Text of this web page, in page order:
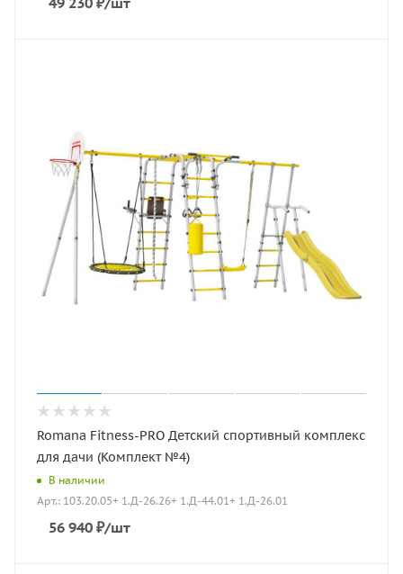
Romana Fitness-PRO Детский спортивный комплекс
для дачи (Комплект №4)
В наличии
Арт.: 103.20.05+ 1.Д-26.26+ 1.Д-44.01+ 1.Д-26.01
56 940 ₽/шт